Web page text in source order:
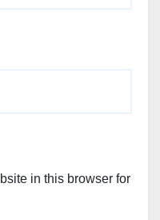
in this browser for